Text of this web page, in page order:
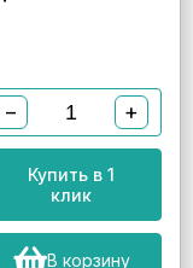
− +
Купить в 1
клик
В корзину